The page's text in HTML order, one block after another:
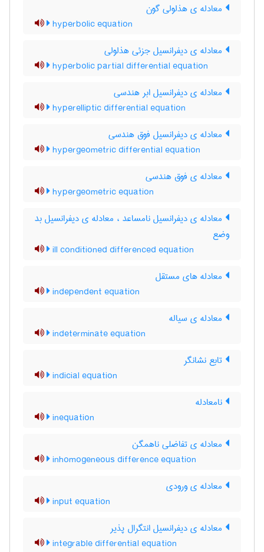
معادله ی هذلولی گون
hyperbolic equation
معادله ی دیفرانسیل جزئی هذلولی
hyperbolic partial differential equation
معادله ی دیفرانسیل ابر هندسی
hyperelliptic differential equation
معادله ی دیفرانسیل فوق هندسی
hypergeometric differential equation
معادله ی فوق هندسی
hypergeometric equation
معادله ی دیفرانسیل نامساعد ، معادله ی دیفرانسیل بد
وضع
ill conditioned differenced equation
معادله های مستقل
independent equation
معادله ی سیاله
indeterminate equation
تابع نشانگر
indicial equation
نامعادله
inequation
معادله ی تفاضلی ناهمگن
inhomogeneous difference equation
معادله ی ورودی
input equation
معادله ی دیفرانسیل انتگرال پذیر
integrable differential equation